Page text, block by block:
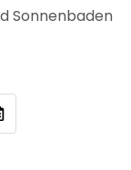
Sonnenbaden